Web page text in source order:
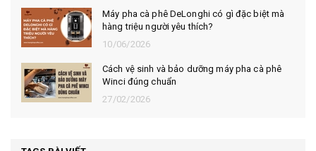
Máy pha cà phê DeLonghi có gì đặc biệt mà
hàng triệu người yêu thích?
10/06/2026
Cách vệ sinh và bảo dưỡng máy pha cà phê
Winci đúng chuẩn
27/02/2026